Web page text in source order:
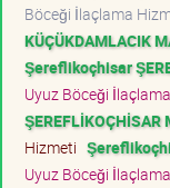
Böceği İlaçlama
KÜÇÜKDAMLACIK
Şereflikoçhisar
Uyuz Böceği
ŞEREFLİKOÇHİSAR
Hizmeti
Uyuz Böceği